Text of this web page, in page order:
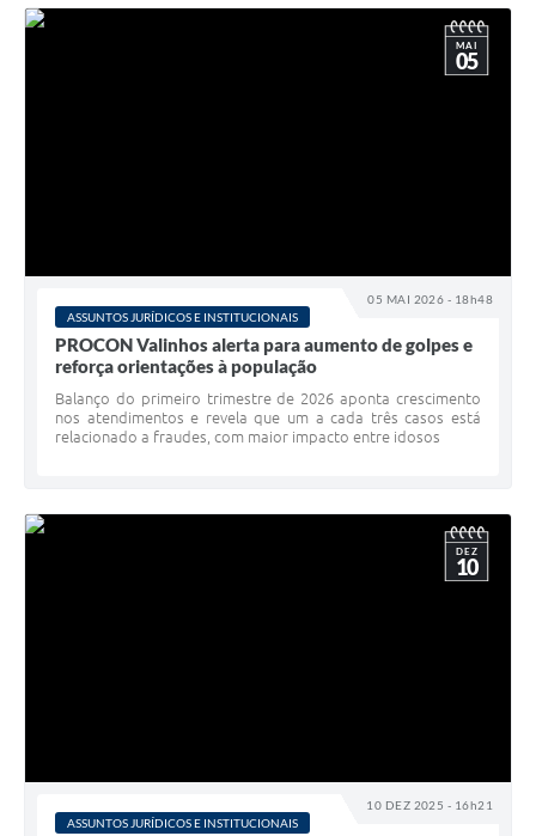
05 MAI 2026 - 18h48
MAI
05
ASSUNTOS JURÍDICOS E INSTITUCIONAIS
PROCON Valinhos alerta para aumento de golpes e
reforça orientações à população
Balanço do primeiro trimestre de 2026 aponta crescimento
nos atendimentos e revela que um a cada três casos está
relacionado a fraudes, com maior impacto entre idosos
10 DEZ 2025 - 16h21
DEZ
10
ASSUNTOS JURÍDICOS E INSTITUCIONAIS